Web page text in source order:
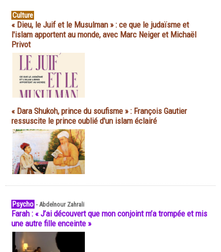
Culture
« Dieu, le Juif et le Musulman » : ce que le judaïsme et
l'islam apportent au monde, avec Marc Neiger et Michaël
Privot
« Dara Shukoh, prince du soufisme » : François Gautier
ressuscite le prince oublié d'un islam éclairé
Psycho -Abdelnour Zahrali
Farah : « J’ai découvert que mon conjoint m’a trompée et mis
une autre fille enceinte »